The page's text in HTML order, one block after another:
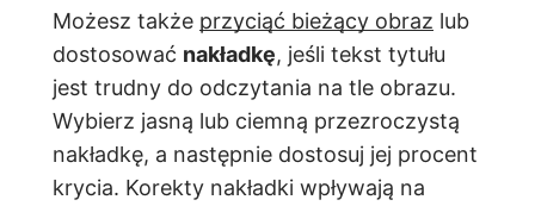
Możesz także przyciąć bieżący obraz lub
dostosować nakładkę, jeśli tekst tytułu
jest trudny do odczytania na tle obrazu.
Wybierz jasną lub ciemną przezroczystą
nakładkę, a następnie dostosuj jej procent
krycia. Korekty nakładki wpływają na